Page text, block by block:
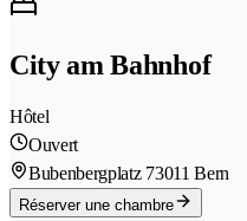
City am Bahnhof
Hôtel
Ouvert
Bubenbergplatz 73011 Bern
Réserver une chambre